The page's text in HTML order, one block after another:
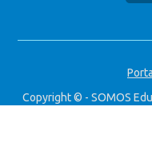
Copyright © - SOMOS